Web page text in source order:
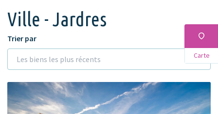
Ville - Jardres
Carte
Trier par
Les biens les plus récents